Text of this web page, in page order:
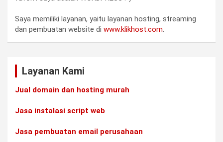
Saya memiliki layanan, yaitu layanan hosting, streaming
dan pembuatan website di www.klikhost.com.
Layanan Kami
Jual domain dan hosting murah
Jasa instalasi script web
Jasa pembuatan email perusahaan